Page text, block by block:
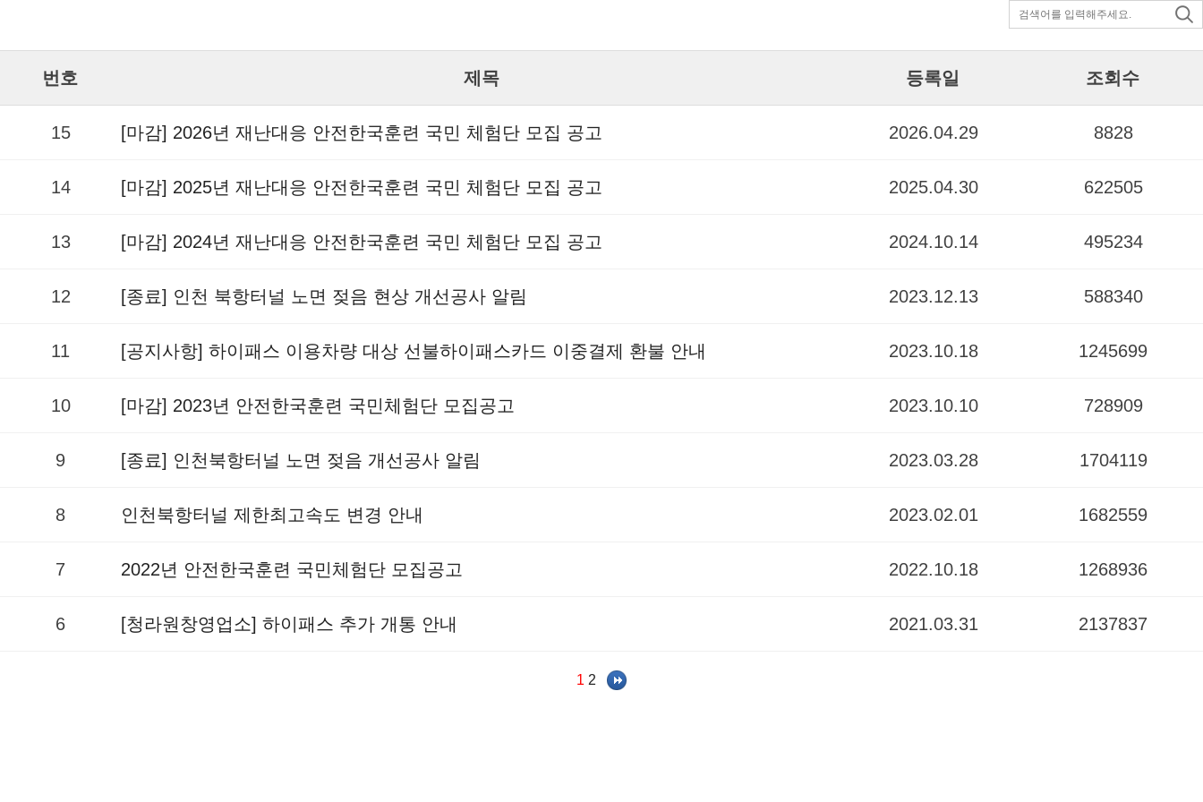
번호 제목 등록일 조회수
15 [마감] 2026년 재난대응 안전한국훈련 국민 체험단 모집 공고 2026.04.29 8828
14 [마감] 2025년 재난대응 안전한국훈련 국민 체험단 모집 공고 2025.04.30 622505
13 [마감] 2024년 재난대응 안전한국훈련 국민 체험단 모집 공고 2024.10.14 495234
12 [종료] 인천 북항터널 노면 젖음 현상 개선공사 알림 2023.12.13 588340
11 [공지사항] 하이패스 이용차량 대상 선불하이패스카드 이중결제 환불 안내 2023.10.18 1245699
10 [마감] 2023년 안전한국훈련 국민체험단 모집공고 2023.10.10 728909
9 [종료] 인천북항터널 노면 젖음 개선공사 알림 2023.03.28 1704119
8 인천북항터널 제한최고속도 변경 안내 2023.02.01 1682559
7 2022년 안전한국훈련 국민체험단 모집공고 2022.10.18 1268936
6 [청라원창영업소] 하이패스 추가 개통 안내 2021.03.31 2137837
1 2